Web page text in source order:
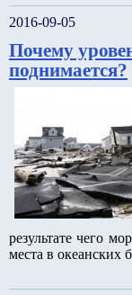
2016-09-05
Почему
поднимается?
результате чего
места в океанских